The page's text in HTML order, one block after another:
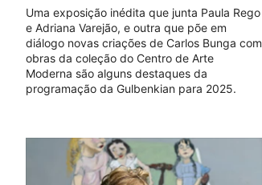
Uma exposição inédita que junta Paula Rego
e Adriana Varejão, e outra que põe em
diálogo novas criações de Carlos Bunga com
obras da coleção do Centro de Arte
Moderna são alguns destaques da
programação da Gulbenkian para 2025.